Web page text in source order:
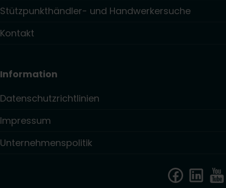
Stützpunkthändler- und Handwerkersuche
Kontakt
Information
Datenschutzrichtlinien
Impressum
Unternehmenspolitik